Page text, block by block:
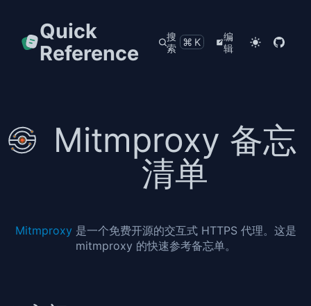
Quick
Reference
搜
索
⌘K
编
辑
Mitmproxy 备忘
清单
Mitmproxy 是一个免费开源的交互式 HTTPS 代理。这是
mitmproxy 的快速参考备忘单。